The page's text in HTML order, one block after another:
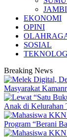
JAMBI
EKONOMI
OPINI
SOSIAL
Breaking News
Masyarakat
Anak di Kelurahan
Program “Berani